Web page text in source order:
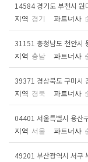
14584 경기도 부천시 원
지역 경기 파트너사
31151 충청남도 천안시
지역 충남 파트너사
39371 경상북도 구미시
지역 경북 파트너사
04401 서울특별시 용산
지역 서울 파트너사
49201 부산광역시 서구